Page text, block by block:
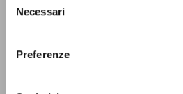
delNecessari
Preferenze